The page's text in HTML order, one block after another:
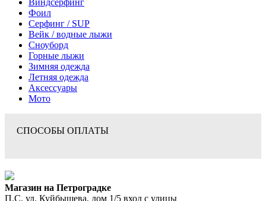
Фоил
Серфинг / SUP
Вейк / водные лыжи
Сноуборд
Горные лыжи
Зимняя одежда
Летняя одежда
Аксессуары
Мото
СПОСОБЫ ОПЛАТЫ
Магазин на Петроградке
П.С. ул. Куйбышева, дом 1/5 вход с улицы